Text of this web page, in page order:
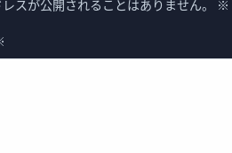
スが公開されることはありません。 ※